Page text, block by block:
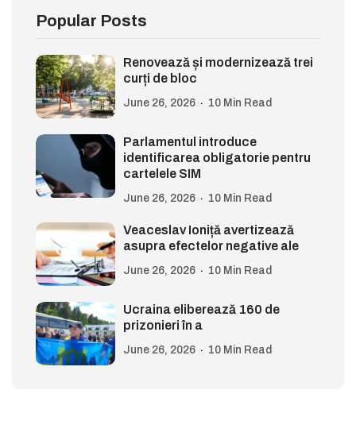
Popular Posts
Renovează și modernizează trei
curți de bloc
June 26, 2026 10 Min Read
Parlamentul introduce
identificarea obligatorie pentru
cartelele SIM
June 26, 2026 10 Min Read
Veaceslav Ioniță avertizează
asupra efectelor negative ale
June 26, 2026 10 Min Read
Ucraina eliberează 160 de
prizonieri în a
June 26, 2026 10 Min Read